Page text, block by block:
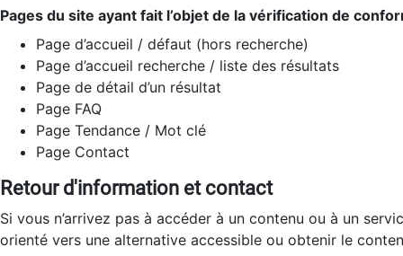
Pages du site ayant fait l’objet de la vérification de
Page d’accueil / défaut (hors recherche)
Page d’accueil recherche / liste des résultats
Page de détail d’un résultat
Page FAQ
Page Tendance / Mot clé
Page Contact
Retour d'information et contact
Si vous n’arrivez pas à accéder à un contenu ou à un
orienté vers une alternative accessible ou obtenir le